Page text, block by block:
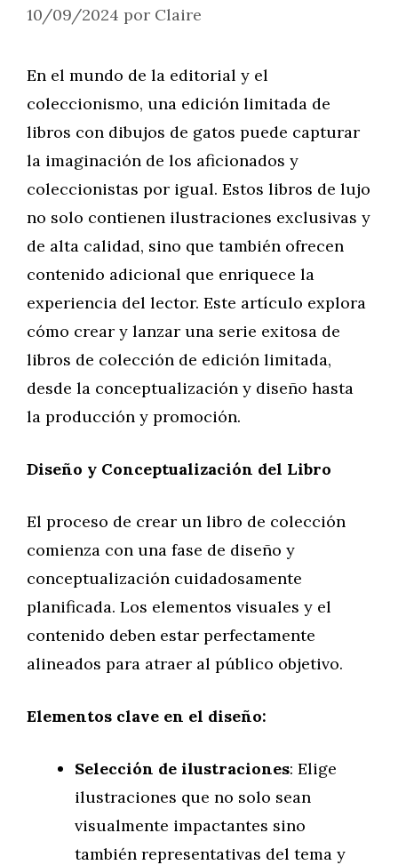
10/09/2024 por Claire
En el mundo de la editorial y el
coleccionismo, una edición limitada de
libros con dibujos de gatos puede capturar
la imaginación de los aficionados y
coleccionistas por igual. Estos libros de lujo
no solo contienen ilustraciones exclusivas y
de alta calidad, sino que también ofrecen
contenido adicional que enriquece la
experiencia del lector. Este artículo explora
cómo crear y lanzar una serie exitosa de
libros de colección de edición limitada,
desde la conceptualización y diseño hasta
la producción y promoción.
Diseño y Conceptualización del Libro
El proceso de crear un libro de colección
comienza con una fase de diseño y
conceptualización cuidadosamente
planificada. Los elementos visuales y el
contenido deben estar perfectamente
alineados para atraer al público objetivo.
Elementos clave en el diseño:
Selección de ilustraciones: Elige
ilustraciones que no solo sean
visualmente impactantes sino
también representativas del tema y